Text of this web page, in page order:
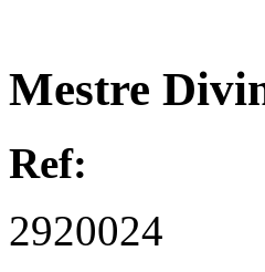
Mestre
Ref:
2920024